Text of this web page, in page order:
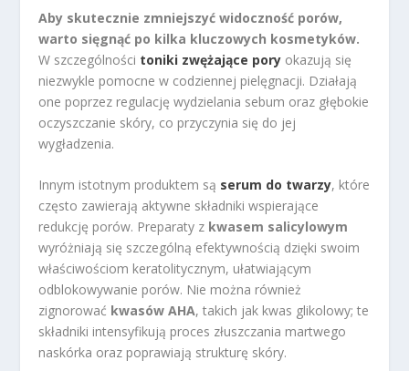
Aby skutecznie zmniejszyć widoczność porów,
warto sięgnąć po kilka kluczowych kosmetyków.
W szczególności toniki zwężające pory okazują się
niezwykle pomocne w codziennej pielęgnacji. Działają
one poprzez regulację wydzielania sebum oraz głębokie
oczyszczanie skóry, co przyczynia się do jej
wygładzenia.
Innym istotnym produktem są serum do twarzy, które
często zawierają aktywne składniki wspierające
redukcję porów. Preparaty z kwasem salicylowym
wyróżniają się szczególną efektywnością dzięki swoim
właściwościom keratolitycznym, ułatwiającym
odblokowywanie porów. Nie można również
zignorować kwasów AHA, takich jak kwas glikolowy; te
składniki intensyfikują proces złuszczania martwego
naskórka oraz poprawiają strukturę skóry.